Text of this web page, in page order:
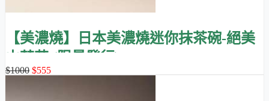
【美濃燒】日本美濃燒迷你抹茶碗-絕美
山茶花 (限量發行)
$1000 $555